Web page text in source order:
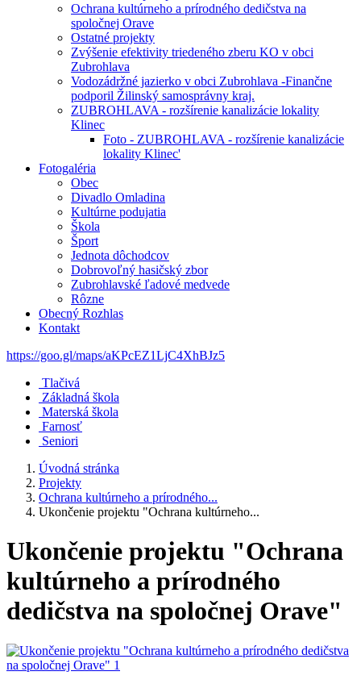
Ochrana kultúrneho a prírodného dedičstva na
spoločnej Orave
Ostatné projekty
Zvýšenie efektivity triedeného zberu KO v obci
Zubrohlava
Vodozádržné jazierko v obci Zubrohlava -Finančne
podporil Žilinský samosprávny kraj.
ZUBROHLAVA - rozšírenie kanalizácie lokality
Klinec
Foto - ZUBROHLAVA - rozšírenie kanalizácie
lokality Klinec'
Fotogaléria
Obec
Divadlo Omladina
Kultúrne podujatia
Škola
Šport
Jednota dôchodcov
Dobrovoľný hasičský zbor
Zubrohlavské ľadové medvede
Rôzne
Obecný Rozhlas
Kontakt
https://goo.gl/maps/aKPcEZ1LjC4XhBJz5
Tlačivá
Základná škola
Materská škola
Farnosť
Seniori
Úvodná stránka
Projekty
Ochrana kultúrneho a prírodného...
Ukončenie projektu "Ochrana kultúrneho...
Ukončenie projektu "Ochrana
kultúrneho a prírodného
dedičstva na spoločnej Orave"